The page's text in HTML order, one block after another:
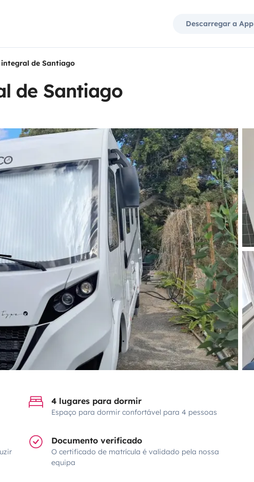
Descarregar a App
de Santiago
de Santiago
4 lugares para dormir
Espaço para dormir confortável para 4 pessoas
Documento verificado
O certificado de matrícula é validado pela nossa
equipa